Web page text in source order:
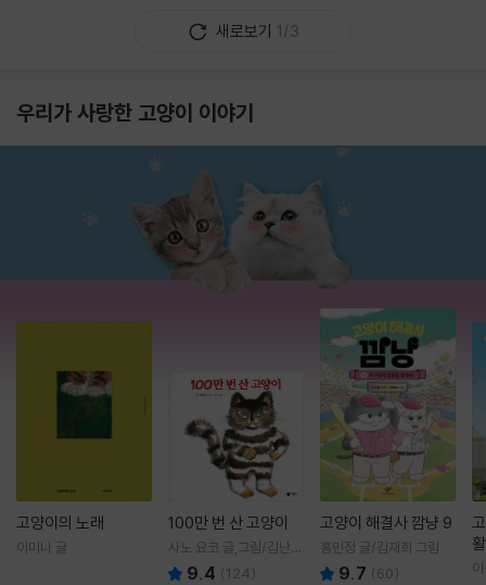
새로보기 1/3
우리가 사랑한 고양이 이야기
고양이의 노래
이미나 글
100만 번 산 고양이
사노 요코 글,그림/김난주
역 9.4 (124)
고양이 해결사 깜냥 9
홍민정 글/김재희 그림
9.7 (60)